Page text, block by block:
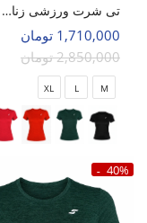
تی شرت ورزشی زنانه اسپورتلند SHIFT Lumin W
1,710,000 تومان
2,850,000 تومان
M
L
XL
40%